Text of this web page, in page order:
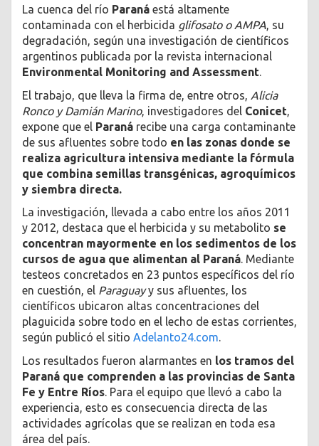
La cuenca del río Paraná está altamente
contaminada con el herbicida glifosato o AMPA, su
degradación, según una investigación de científicos
argentinos publicada por la revista internacional
Environmental Monitoring and Assessment.
El trabajo, que lleva la firma de, entre otros, Alicia
Ronco y Damián Marino, investigadores del Conicet,
expone que el Paraná recibe una carga contaminante
de sus afluentes sobre todo en las zonas donde se
realiza agricultura intensiva mediante la fórmula
que combina semillas transgénicas, agroquímicos
y siembra directa.
La investigación, llevada a cabo entre los años 2011
y 2012, destaca que el herbicida y su metabolito se
concentran mayormente en los sedimentos de los
cursos de agua que alimentan al Paraná. Mediante
testeos concretados en 23 puntos específicos del río
en cuestión, el Paraguayy sus afluentes, los
científicos ubicaron altas concentraciones del
plaguicida sobre todo en el lecho de estas corrientes,
según publicó el sitio Adelanto24.com.
Los resultados fueron alarmantes en los tramos del
Paraná que comprenden a las provincias de Santa
Fe y Entre Ríos. Para el equipo que llevó a cabo la
experiencia, esto es consecuencia directa de las
actividades agrícolas que se realizan en toda esa
área del país.